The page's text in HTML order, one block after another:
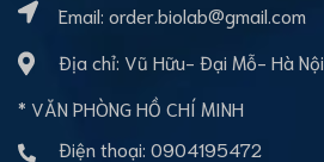
Email: order.biolab@gmail.com
Địa chỉ: Vũ Hữu- Đại Mỗ- Hà Nội
* VĂN PHÒNG HỒ CHÍ MINH
Điện thoại: 0904195472